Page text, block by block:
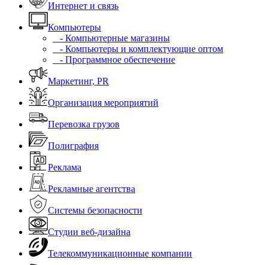
Интернет и связь
Компьютеры
- Компьютерные магазины
- Компьютеры и комплектующие оптом
- Программное обеспечение
Маркетинг, PR
Организация мероприятий
Перевозка грузов
Полиграфия
Реклама
Рекламные агентства
Системы безопасности
Студии веб-дизайна
Телекоммуникационные компании